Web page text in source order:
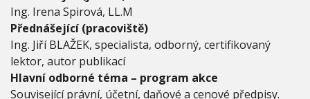
)
V
Č
E
T
N
Ě
Ing. Irena Spirová, LL.M
Přednášející (pracoviště)
Ing. Jiří BLAŽEK, specialista, odborný, certifikovaný
lektor, autor publikací
Hlavní odborné téma – program akce
Související právní, účetní, daňové a cenové předpisy.